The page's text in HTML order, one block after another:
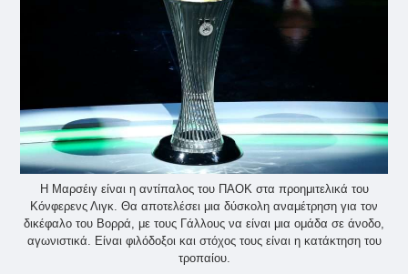
Η Μαρσέιγ είναι η αντίπαλος του ΠΑΟΚ στα προημιτελικά του
Κόνφερενς Λιγκ. Θα αποτελέσει μια δύσκολη αναμέτρηση για τον
δικέφαλο του Βορρά, με τους Γάλλους να είναι μια ομάδα σε άνοδο,
αγωνιστικά. Είναι φιλόδοξοι και στόχος τους είναι η κατάκτηση του
τροπαίου.